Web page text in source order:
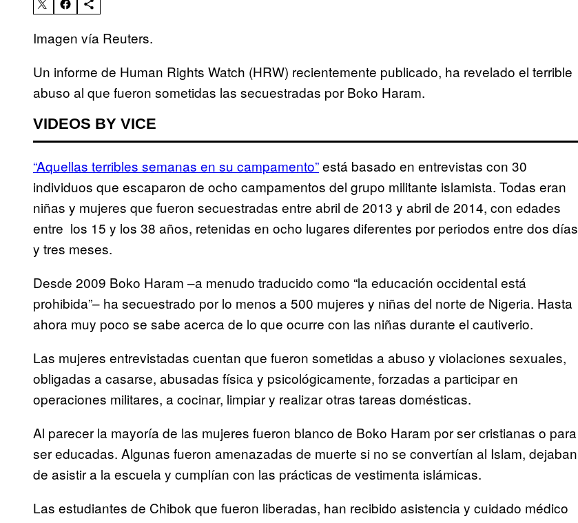
Imagen vía Reuters.
Un informe de Human Rights Watch (HRW) recientemente publicado, ha revelado el terrible
abuso al que fueron sometidas las secuestradas por Boko Haram.
VIDEOS BY VICE
“Aquellas terribles semanas en su campamento”está basado en entrevistas con 30
individuos que escaparon de ocho campamentos del grupo militante islamista. Todas eran
niñas y mujeres que fueron secuestradas entre abril de 2013 y abril de 2014, con edades
entre los 15 y los 38 años, retenidas en ocho lugares diferentes por periodos entre dos días
y tres meses.
Desde 2009 Boko Haram –a menudo traducido como “la educación occidental está
prohibida”– ha secuestrado por lo menos a 500 mujeres y niñas del norte de Nigeria. Hasta
ahora muy poco se sabe acerca de lo que ocurre con las niñas durante el cautiverio.
Las mujeres entrevistadas cuentan que fueron sometidas a abuso y violaciones sexuales,
obligadas a casarse, abusadas física y psicológicamente, forzadas a participar en
operaciones militares, a cocinar, limpiar y realizar otras tareas domésticas.
Al parecer la mayoría de las mujeres fueron blanco de Boko Haram por ser cristianas o para
ser educadas. Algunas fueron amenazadas de muerte si no se convertían al Islam, dejaban
de asistir a la escuela y cumplían con las prácticas de vestimenta islámicas.
Las estudiantes de Chibok que fueron liberadas, han recibido asistencia y cuidado médico